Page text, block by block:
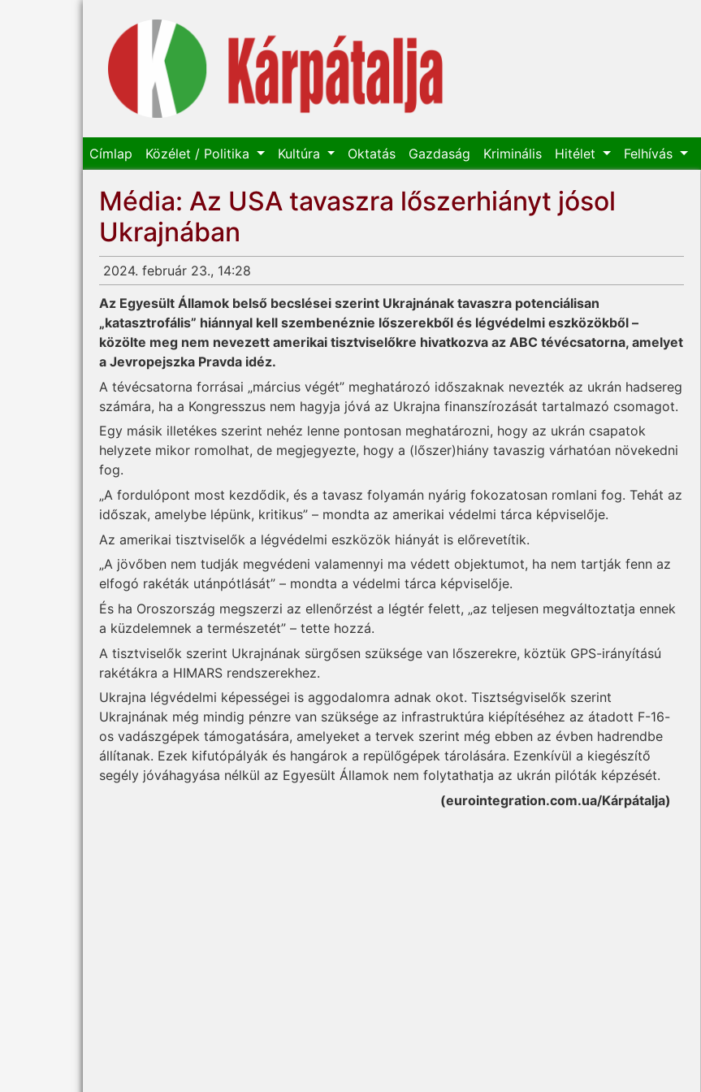
Címlap Közélet / Politika Kultúra Oktatás Gazdaság Kriminális Hitélet Felhívás
Média: Az USA tavaszra lőszerhiányt jósol
Ukrajnában
2024. február 23., 14:28
Az Egyesült Államok belső becslései szerint Ukrajnának tavaszra potenciálisan
„katasztrofális” hiánnyal kell szembenéznie lőszerekből és légvédelmi eszközökből –
közölte meg nem nevezett amerikai tisztviselőkre hivatkozva az ABC tévécsatorna, amelyet
a Jevropejszka Pravda idéz.
A tévécsatorna forrásai „március végét” meghatározó időszaknak nevezték az ukrán hadsereg
számára, ha a Kongresszus nem hagyja jóvá az Ukrajna finanszírozását tartalmazó csomagot.
Egy másik illetékes szerint nehéz lenne pontosan meghatározni, hogy az ukrán csapatok
helyzete mikor romolhat, de megjegyezte, hogy a (lőszer)hiány tavaszig várhatóan növekedni
fog.
„A fordulópont most kezdődik, és a tavasz folyamán nyárig fokozatosan romlani fog. Tehát az
időszak, amelybe lépünk, kritikus” – mondta az amerikai védelmi tárca képviselője.
Az amerikai tisztviselők a légvédelmi eszközök hiányát is előrevetítik.
„A jövőben nem tudják megvédeni valamennyi ma védett objektumot, ha nem tartják fenn az
elfogó rakéták utánpótlását” – mondta a védelmi tárca képviselője.
És ha Oroszország megszerzi az ellenőrzést a légtér felett, „az teljesen megváltoztatja ennek
a küzdelemnek a természetét” – tette hozzá.
A tisztviselők szerint Ukrajnának sürgősen szüksége van lőszerekre, köztük GPS-irányítású
rakétákra a HIMARS rendszerekhez.
Ukrajna légvédelmi képességei is aggodalomra adnak okot. Tisztségviselők szerint
Ukrajnának még mindig pénzre van szüksége az infrastruktúra kiépítéséhez az átadott F-16-
os vadászgépek támogatására, amelyeket a tervek szerint még ebben az évben hadrendbe
állítanak. Ezek kifutópályák és hangárok a repülőgépek tárolására. Ezenkívül a kiegészítő
segély jóváhagyása nélkül az Egyesült Államok nem folytathatja az ukrán pilóták képzését.
(eurointegration.com.ua/Kárpátalja)